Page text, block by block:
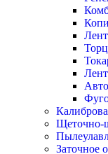
Щеточно-
Заточное